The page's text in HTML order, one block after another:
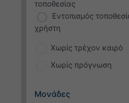
τοποθεσίας
Εντοπισμός
χρήστη
Χωρίς τρέχον καιρό
Χωρίς πρόγνωση
Μονάδες